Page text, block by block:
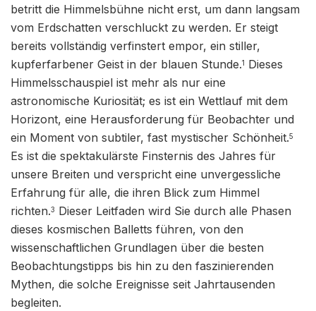
betritt die Himmelsbühne nicht erst, um dann langsam
vom Erdschatten verschluckt zu werden. Er steigt
bereits vollständig verfinstert empor, ein stiller,
kupferfarbener Geist in der blauen Stunde.1
Dieses
Himmelsschauspiel ist mehr als nur eine
astronomische Kuriosität; es ist ein Wettlauf mit dem
Horizont, eine Herausforderung für Beobachter und
ein Moment von subtiler, fast mystischer Schönheit.5
Es ist die spektakulärste Finsternis des Jahres für
unsere Breiten und verspricht eine unvergessliche
Erfahrung für alle, die ihren Blick zum Himmel
richten.3 Dieser Leitfaden wird Sie durch alle Phasen
dieses kosmischen Balletts führen, von den
wissenschaftlichen Grundlagen über die besten
Beobachtungstipps bis hin zu den faszinierenden
Mythen, die solche Ereignisse seit Jahrtausenden
begleiten.